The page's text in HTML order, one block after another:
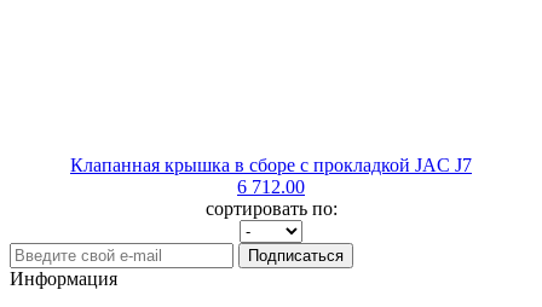
Клапанная крышка в сборе с прокладкой JAC J7
6 712.00
сортировать по:
Подписаться
Информация